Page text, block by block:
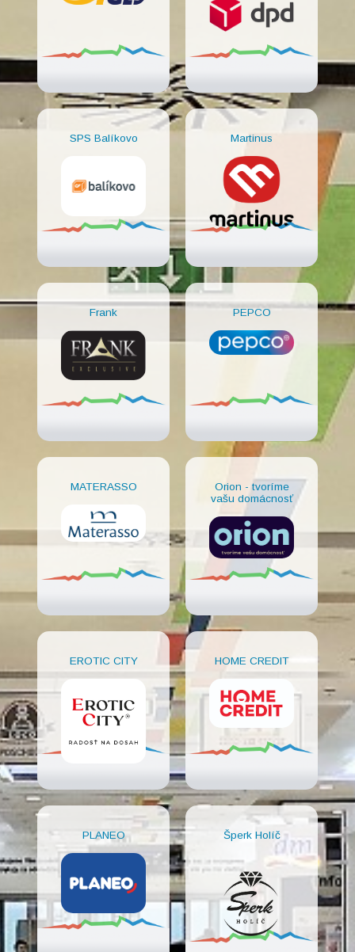
SPS Balíkovo Martinus
Frank PEPCO
MATERASSO
Orion - tvoríme
vašu domácnosť
EROTIC CITY HOME CREDIT
PLANEO Šperk Holíč